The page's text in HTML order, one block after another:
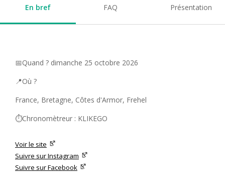
En bref FAQ Présentation
📅Quand ? dimanche 25 octobre 2026
📍Où ?
France, Bretagne, Côtes d'Armor, Frehel
⏱️Chronomètreur : KLIKEGO
Voir le site
Suivre sur Instagram
Suivre sur Facebook